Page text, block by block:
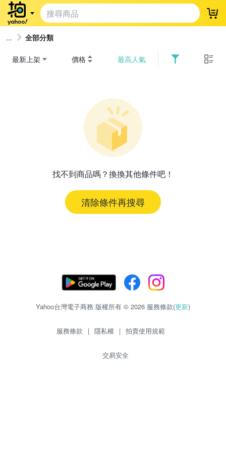
登
全部分類
最新上架 價格 最高人氣
找不到商品嗎？換換其他條件吧！
清除條件再搜尋
Yahoo台灣電子商務 版權所有 © 2026 服務條款(更新)
服務條款 | 隱私權 | 拍賣使用規範
交易安全